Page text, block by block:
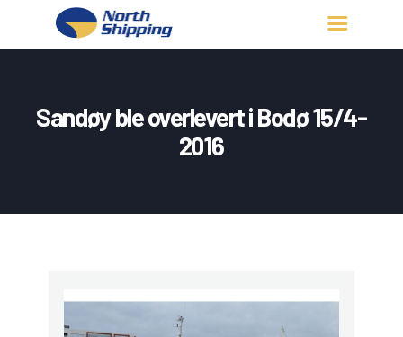
Sandøy ble overlevert i Bodø 15/4-
2016
OM OSS
FARTØY
LOGG INN